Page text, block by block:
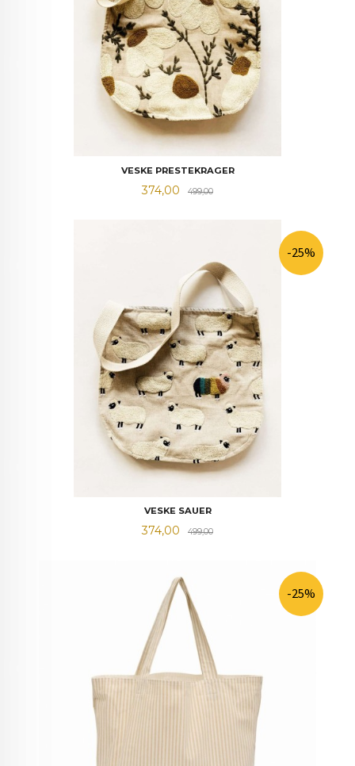
VESKE PRESTEKRAGER
Tilbud
374,00 499,00Rabatt
VESKE SAUER
Tilbud
374,00 499,00Rabatt
-25%
-25%